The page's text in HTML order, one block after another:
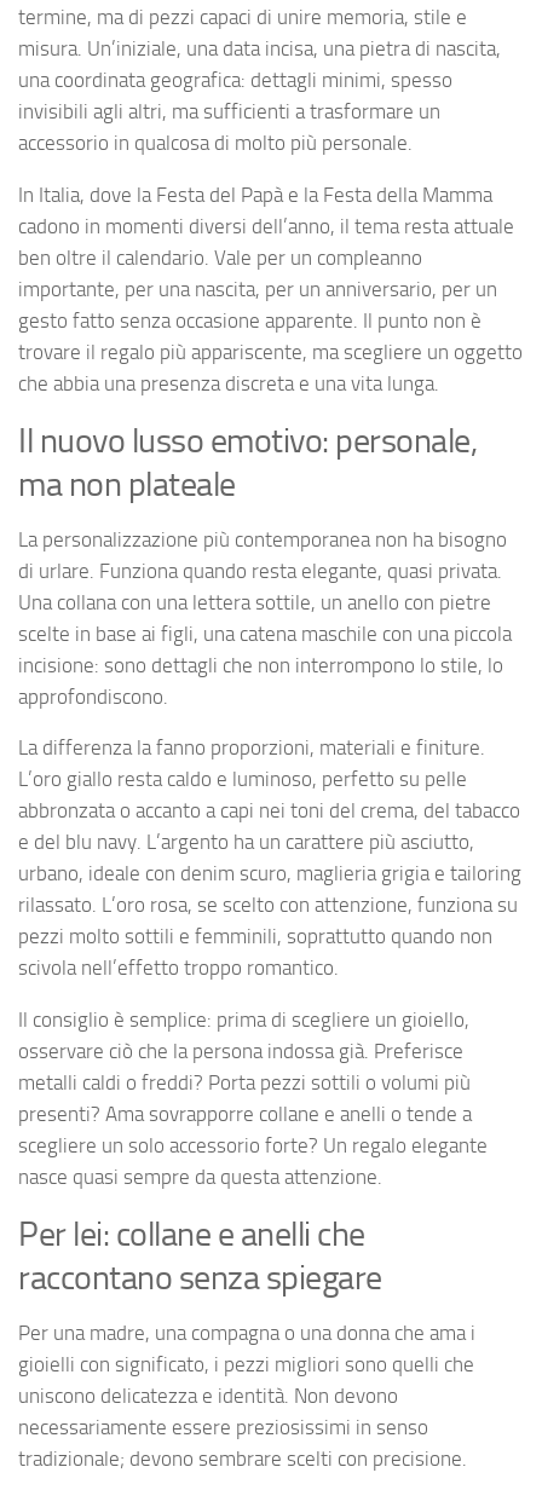
termine, ma di pezzi capaci di unire memoria, stile e
misura. Un’iniziale, una data incisa, una pietra di nascita,
una coordinata geografica: dettagli minimi, spesso
invisibili agli altri, ma sufficienti a trasformare un
accessorio in qualcosa di molto più personale.
In Italia, dove la Festa del Papà e la Festa della Mamma
cadono in momenti diversi dell’anno, il tema resta attuale
ben oltre il calendario. Vale per un compleanno
importante, per una nascita, per un anniversario, per un
gesto fatto senza occasione apparente. Il punto non è
trovare il regalo più appariscente, ma scegliere un oggetto
che abbia una presenza discreta e una vita lunga.
Il nuovo lusso emotivo: personale,
ma non plateale
La personalizzazione più contemporanea non ha bisogno
di urlare. Funziona quando resta elegante, quasi privata.
Una collana con una lettera sottile, un anello con pietre
scelte in base ai figli, una catena maschile con una piccola
incisione: sono dettagli che non interrompono lo stile, lo
approfondiscono.
La differenza la fanno proporzioni, materiali e finiture.
L’oro giallo resta caldo e luminoso, perfetto su pelle
abbronzata o accanto a capi nei toni del crema, del tabacco
e del blu navy. L’argento ha un carattere più asciutto,
urbano, ideale con denim scuro, maglieria grigia e tailoring
rilassato. L’oro rosa, se scelto con attenzione, funziona su
pezzi molto sottili e femminili, soprattutto quando non
scivola nell’effetto troppo romantico.
Il consiglio è semplice: prima di scegliere un gioiello,
osservare ciò che la persona indossa già. Preferisce
metalli caldi o freddi? Porta pezzi sottili o volumi più
presenti? Ama sovrapporre collane e anelli o tende a
scegliere un solo accessorio forte? Un regalo elegante
nasce quasi sempre da questa attenzione.
Per lei: collane e anelli che
raccontano senza spiegare
Per una madre, una compagna o una donna che ama i
gioielli con significato, i pezzi migliori sono quelli che
uniscono delicatezza e identità. Non devono
necessariamente essere preziosissimi in senso
tradizionale; devono sembrare scelti con precisione.